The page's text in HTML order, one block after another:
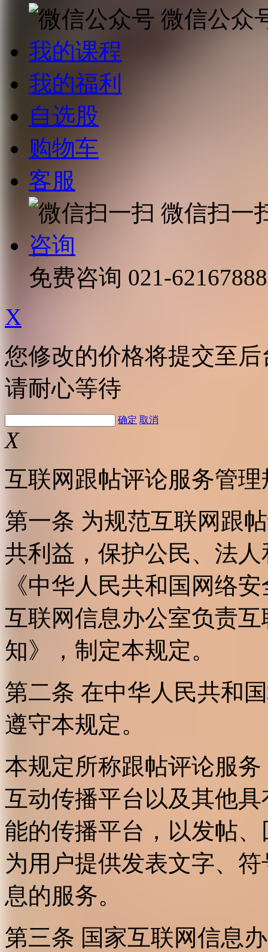
微信公众
我的课程
我的福利
自选股
购物车
客服
微信扫一
咨询
免费咨询 021-62167888
X
您修改的价格将提交至
请耐心等待
确定 取消
X
互联网跟帖评论服务管理
第一条 为规范互联网跟
共利益，保护公民、法
《中华人民共和国网络
互联网信息办公室负责
知》，制定本规定。
第二条 在中华人民共和
遵守本规定。
本规定所称跟帖评论服
互动传播平台以及其他
能的传播平台，以发帖
为用户提供发表文字、
息的服务。
第三条 国家互联网信息